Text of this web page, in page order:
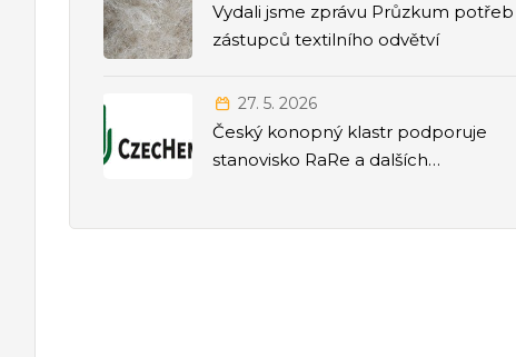
Vydali jsme zprávu Průzkum potřeb
zástupců textilního odvětví
27. 5. 2026
Český konopný klastr podporuje
stanovisko RaRe a dalších